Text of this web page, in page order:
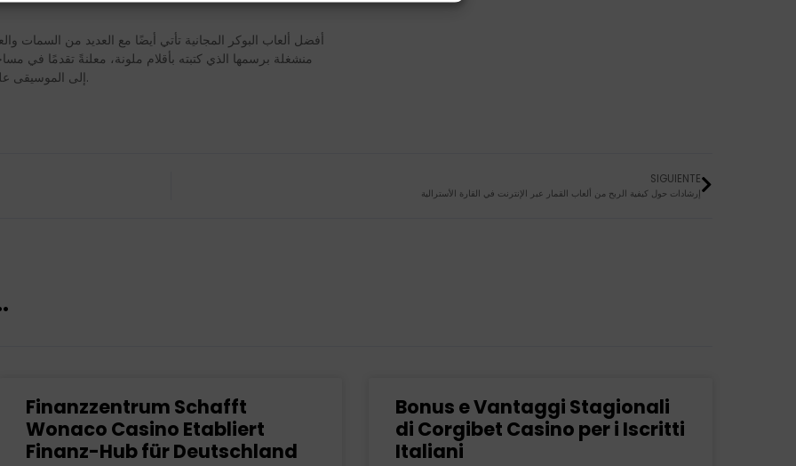
أفضل ألعاب البوكر المجانية تأتي أيضًا مع العديد من
منشغلة برسمها الذي كتبته بأقلام ملونة، معلنةً تقدمًا
إلى الموسيقى على هاتفك المحمول أثناء استرخائك على الأريكة في غرفة المعيشة بمنزلك.
SIGUIENTE
إرشادات حول كيفية الربح من ألعاب القمار عبر الإنترنت في القارة الأسترالية
Finanzzentrum Schafft
Wonaco Casino Etabliert
Finanz-Hub für Deutschland
Bonus e Vantaggi Stagionali
di Corgibet Casino per i Iscritti
Italiani